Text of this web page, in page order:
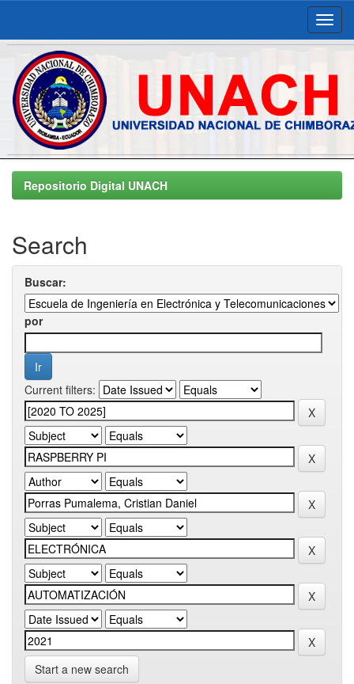
Skip
navigationRepositorio Digital UNACH
Search
Buscar:
por
Current filters:
Start a new search